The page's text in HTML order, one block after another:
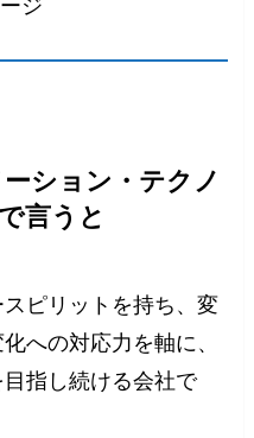
ジ
ション・テクノ
言うと
ピリットを持ち、変
への対応力を軸に、
指し続ける会社で